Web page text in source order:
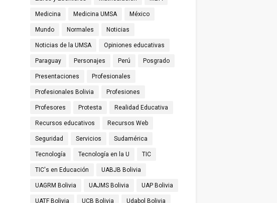
Medicina Medicina UMSA México
Mundo Normales Noticias
Noticias de la UMSA Opiniones educativas
Paraguay Personajes Perú Posgrado
Presentaciones Profesionales
Profesionales Bolivia Profesiones
Profesores Protesta Realidad Educativa
Recursos educativos Recursos Web
Seguridad Servicios Sudamérica
Tecnología Tecnología en la U TIC
TIC's en Educación UABJB Bolivia
UAGRM Bolivia UAJMS Bolivia UAP Bolivia
UATF Bolivia UCB Bolivia Udabol Bolivia